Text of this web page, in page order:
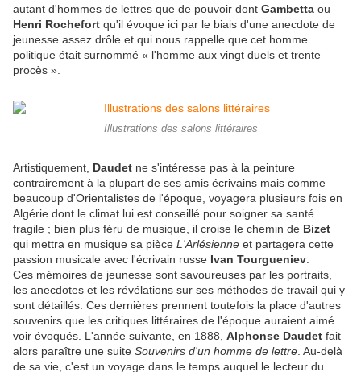
autant d'hommes de lettres que de pouvoir dont Gambetta ou
Henri Rochefort qu'il évoque ici par le biais d'une anecdote de
jeunesse assez drôle et qui nous rappelle que cet homme
politique était surnommé « l'homme aux vingt duels et trente
procès ».
Illustrations des salons littéraires
Artistiquement, Daudet ne s'intéresse pas à la peinture
contrairement à la plupart de ses amis écrivains mais comme
beaucoup d'Orientalistes de l'époque, voyagera plusieurs fois en
Algérie dont le climat lui est conseillé pour soigner sa santé
fragile ; bien plus féru de musique, il croise le chemin de Bizet
qui mettra en musique sa pièce L'Arlésienne et partagera cette
passion musicale avec l'écrivain russe Ivan Tourgueniev
Ces mémoires de jeunesse sont savoureuses par les portraits,
les anecdotes et les révélations sur ses méthodes de travail qui y
sont détaillés. Ces dernières prennent toutefois la place d'autres
souvenirs que les critiques littéraires de l'époque auraient aimé
voir évoqués. L'année suivante, en 1888, Alphonse Daudet fait
alors paraître une suite Souvenirs d'un homme de lettre . Au-delà
de sa vie, c'est un voyage dans le temps auquel le lecteur du